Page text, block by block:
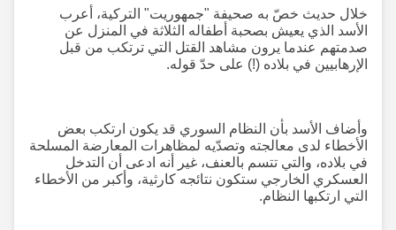
خلال حديث خصّ به صحيفة "جمهوريت" التركية، أعرب
الأسد الذي يعيش بصحبة أطفاله الثلاثة في المنزل عن
صدمتهم عندما يرون مشاهد القتل التي ترتكب من قبل
الإرهابيين في بلاده (!) على حدّ قوله.
وأضاف الأسد بأن النظام السوري قد يكون ارتكب بعض
الأخطاء لدى معالجته وتصدّيه لمظاهرات المعارضة المسلحة
في بلاده، والتي تتسم بالعنف، غير أنه ادعى أن التدخل
العسكري الخارجي ستكون نتائجه كارثية، وأكبر من الأخطاء
التي ارتكبها النظام.